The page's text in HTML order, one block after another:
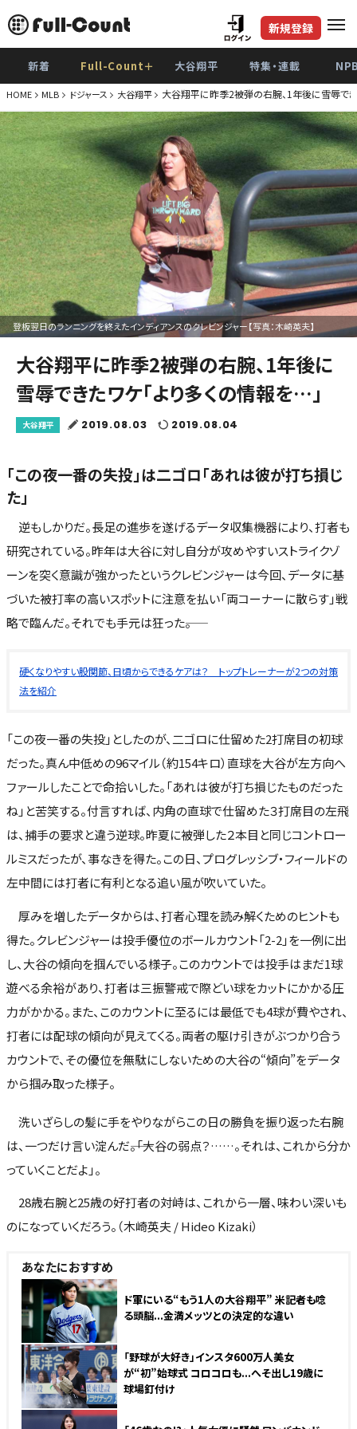
新規登録
新着 Full-Count＋ 大谷翔平 特集・連載
HOME MLB ドジャース 大谷翔平 大谷翔平に昨季2被弾の右腕、1年後に雪辱でき
登板翌日のランニングを終えたインディアンスのクレビンジャー【写真：木崎英夫】
大谷翔平に昨季2被弾の右腕、1年後に
雪辱できたワケ「より多くの情報を…」
大谷翔平 2019.08.03 2019.08.04
「この夜一番の失投」は二ゴロ「あれは彼が打ち損じ
た」
逆もしかりだ。長足の進歩を遂げるデータ収集機器により、打者も
研究されている。昨年は大谷に対し自分が攻めやすいストライクゾ
ーンを突く意識が強かったというクレビンジャーは今回、データに基
づいた被打率の高いスポットに注意を払い「両コーナーに散らす」戦
略で臨んだ。それでも手元は狂った――。
硬くなりやすい股関節、日頃からできるケアは？ トップトレーナーが2つの対策
法を紹介
「この夜一番の失投」としたのが、二ゴロに仕留めた2打席目の初球
だった。真ん中低めの96マイル（約154キロ）直球を大谷が左方向へ
ファールしたことで命拾いした。「あれは彼が打ち損じたものだった
ね」と苦笑する。付言すれば、内角の直球で仕留めた３打席目の左飛
は、捕手の要求と違う逆球。昨夏に被弾した２本目と同じコントロー
ルミスだったが、事なきを得た。この日、プログレッシブ・フィールドの
左中間には打者に有利となる追い風が吹いていた。
厚みを増したデータからは、打者心理を読み解くためのヒントも
得た。クレビンジャーは投手優位のボールカウント「2-2」を一例に出
し、大谷の傾向を掴んでいる様子。このカウントでは投手はまだ1球
遊べる余裕があり、打者は三振警戒で際どい球をカットにかかる圧
力がかかる。また、このカウントに至るには最低でも4球が費やされ、
打者には配球の傾向が見えてくる。両者の駆け引きがぶつかり合う
カウントで、その優位を無駄にしないための大谷の“傾向”をデータ
から掴み取った様子。
洗いざらしの髪に手をやりながらこの日の勝負を振り返った右腕
は、一つだけ言い淀んだ――。「大谷の弱点？……。それは、これから分か
っていくことだよ」。
28歳右腕と25歳の好打者の対峙は、これから一層、味わい深いも
のになっていくだろう。（木崎英夫 / Hideo Kizaki）
あなたにおすすめ
ド軍にいる“もう1人の大谷翔平” 米記者も唸
る頭脳...金満メッツとの決定的な違い
「野球が大好き」インスタ600万人美女
が“初”始球式 コロコロも...へそ出し19歳に
球場釘付け